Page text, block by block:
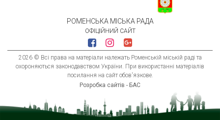
РОМЕНСЬКА МІСЬКА РАДА
ОФІЦІЙНИЙ САЙТ
2026 © Всі права на матеріали належать Роменській міській раді та
охороняються законодавством України. При використанні матеріалів
посилання на сайт обов'язкове.
Розробка сайтів - БАС